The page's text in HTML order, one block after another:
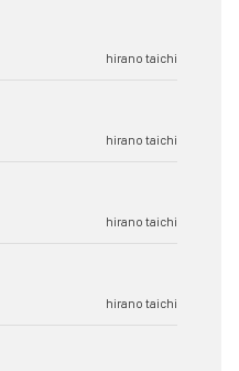
hirano taichi
hirano taichi
hirano taichi
hirano taichi